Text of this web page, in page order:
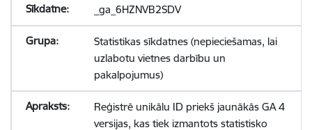
_ga_6HZNVB2SDV
Statistikas sīkdatnes (nepieciešamas, lai
uzlabotu vietnes darbību un
pakalpojumus)
Reģistrē unikālu ID priekš jaunākās GA 4
versijas, kas tiek izmantots statistisko